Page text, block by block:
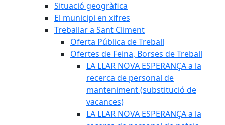
Situació geogràfica
El municipi en xifres
Treballar a Sant Climent
Oferta Pública de Treball
Ofertes de Feina, Borses de Treball
LA LLAR NOVA ESPERANÇA a la
recerca de personal de
manteniment (substitució de
vacances)
LA LLAR NOVA ESPERANÇA a la